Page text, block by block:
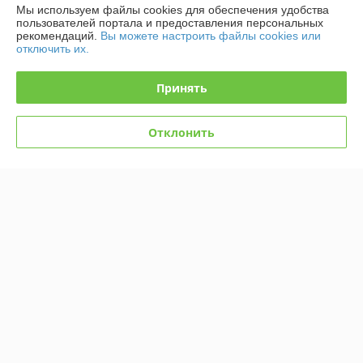
Доставка и оплата
График работы
Политика обработки cookies
Мы используем файлы cookies для обеспечения удобства
пользователей портала и предоставления персональных
рекомендаций. Вы можете настроить файлы cookies или
отключить их.
Принять
Отклонить